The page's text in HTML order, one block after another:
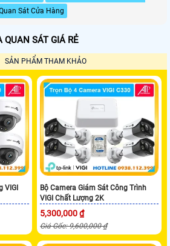
Sát Cửa Hàng
SÁT GIÁ RẺ
SẢN PHẨM THAM KHẢO
VIGI
Bộ Camera Giám Sát Công Trình
VIGI Chất Lượng 2K
5,300,000 ₫
Giá Gốc: 9,600,000 ₫